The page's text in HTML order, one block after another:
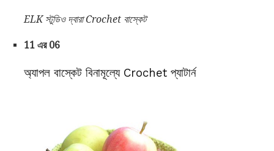
ELK স্টুডিও দ্বারা Crochet বাস্কেট
11 এর 06
অ্যাপল বাস্কেট বিনামূল্যে Crochet প্যাটার্ন